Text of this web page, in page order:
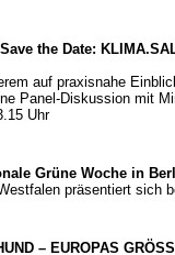
the Date:
auf praxisnahe
Panel-Diskussion mit
Uhr
Grüne Woche in
präsentiert sich
– EUROPAS